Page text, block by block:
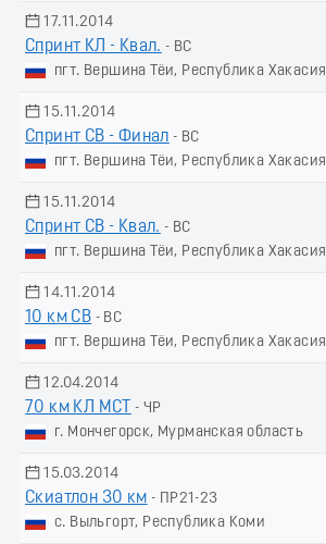
17.11.2014
Спринт КЛ - Квал. - ВС
пгт. Вершина Тёи, Республика Хакасия
15.11.2014
Спринт СВ - Финал - ВС
пгт. Вершина Тёи, Республика Хакасия
15.11.2014
Спринт СВ - Квал. - ВС
пгт. Вершина Тёи, Республика Хакасия
14.11.2014
10 км СВ - ВС
пгт. Вершина Тёи, Республика Хакасия
12.04.2014
70 км КЛ МСТ
- ЧР
г. Мончегорск, Мурманская область
15.03.2014
Скиатлон 30 км - ПР21-23
с. Выльгорт, Республика Коми